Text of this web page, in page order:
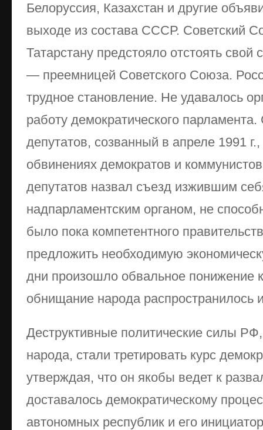
Белоруссия, Казахстан и другие
выходе из состава СССР. Советский
Татарстану предстояло отстоять свой
— преемницей Советского Союза.
трудное становление. Не удавалось
работу демократического
депутатов, созванный в апреле 1991
обвинениях демократов и
депутатов назвал съезд изжившим
надпарламентским органом, не
было пока компетентного
предложить необходимую
дни произошло обвальное понижение
обнищание народа распространилось
Деструктивные политические силы
народа, стали третировать курс
утверждая, что он якобы ведет к
доставалось демократическому
автономных республик и его